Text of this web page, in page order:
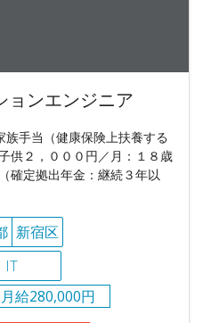
ョンエンジニア
手当（健康保険上扶養する
供２，０００円／月：１８歳
確定拠出年金：継続３年以
新宿区
IT
月給280,000円